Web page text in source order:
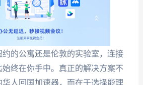
的公寓还是伦敦的实验室，连接
终在你手中。真正的解决方案不
人回国加速器，而在于选择能理